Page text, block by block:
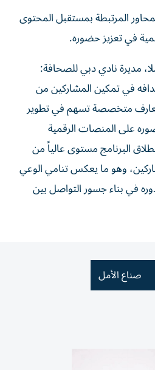
المرتبطة بمستقبل المحتوى
في تعزيز حضوره.
مديرة نادي دبي للصحافة:
في تمكين المشاركين من
متخصصة تسهم في تطوير
على المنصات الرقمية
البرنامج مستوى عالياً من
وهو ما يعكس تنامي الوعي
في بناء جسور التواصل بين
صناع الأمل